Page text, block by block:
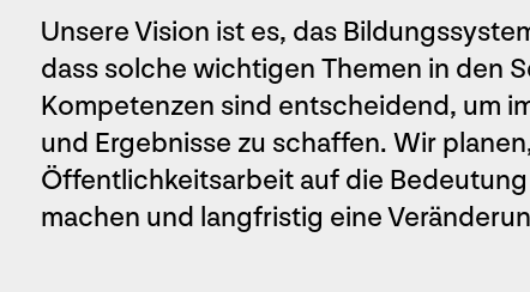
Unsere Vision ist es, das
dass solche wichtigen Themen in den
Kompetenzen sind entscheidend, um
und Ergebnisse zu schaffen. Wir
Öffentlichkeitsarbeit auf die
machen und langfristig eine